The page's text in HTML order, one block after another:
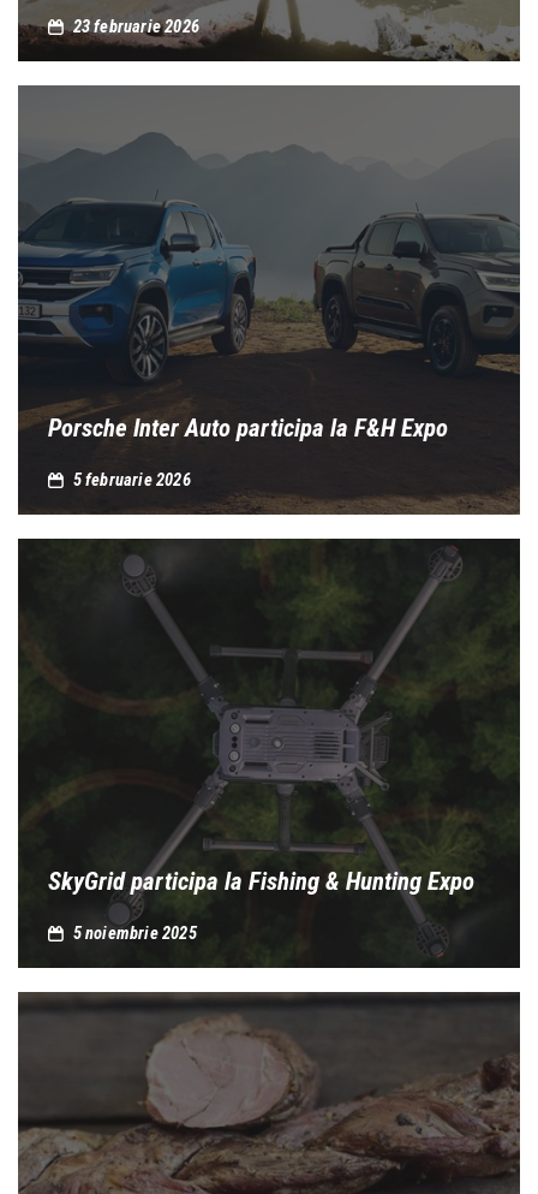
23 februarie 2026
Porsche Inter Auto participa la F&H Expo
5 februarie 2026
SkyGrid participa la Fishing & Hunting Expo
5 noiembrie 2025